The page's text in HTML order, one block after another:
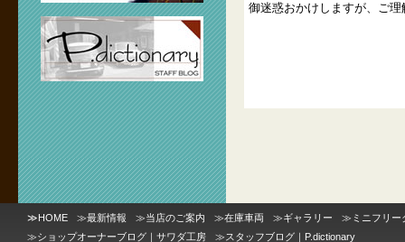
御迷惑おかけしますが、ご
≫HOME ≫最新情報 ≫当店のご案内 ≫在庫車両 ≫ギャラリー ≫ ミニフリー
≫ショップオーナーブログ｜サワダ工房 ≫スタッフブログ｜P.dictionary